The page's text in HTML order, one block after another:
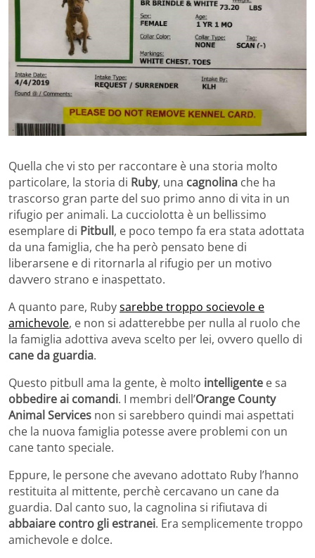
Quella che vi sto per raccontare è una storia molto
particolare, la storia di Ruby, una cagnolina che ha
trascorso gran parte del suo primo anno di vita in un
rifugio per animali. La cucciolotta è un bellissimo
esemplare di Pitbull, e poco tempo fa era stata adottata
da una famiglia, che ha però pensato bene di
liberarsene e di ritornarla al rifugio per un motivo
davvero strano e inaspettato.
A quanto pare, Rubysarebbe troppo socievole e
amichevole, e non si adatterebbe per nulla al ruolo che
la famiglia adottiva aveva scelto per lei, ovvero quello di
cane da guardia.
Questo pitbull ama la gente, è molto intelligente e sa
obbedire ai comandi. I membri dell’Orange County
Animal Services non si sarebbero quindi mai aspettati
che la nuova famiglia potesse avere problemi con un
cane tanto speciale.
Eppure, le persone che avevano adottato Ruby l’hanno
restituita al mittente, perchè cercavano un cane da
guardia. Dal canto suo, la cagnolina si rifiutava di
abbaiare contro gli estranei. Era semplicemente troppo
amichevole e dolce.